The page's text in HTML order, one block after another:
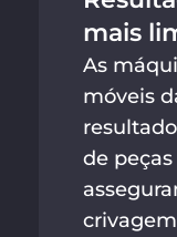
mais
As
móveis
de